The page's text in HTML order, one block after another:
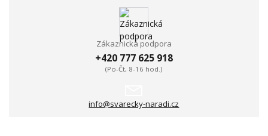
Zákaznická podpora
+420 777 625 918
(Po-Čt, 8-16 hod.)
info@svarecky-naradi.cz